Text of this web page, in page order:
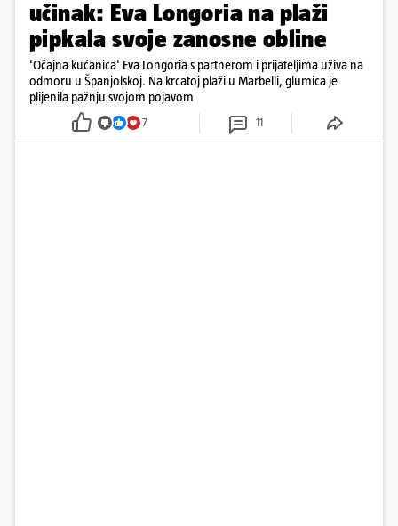
učinak: Eva Longoria na plaži
pipkala svoje zanosne obline
'Očajna kućanica' Eva Longoria s partnerom i prijateljima uživa na
odmoru u Španjolskoj. Na krcatoj plaži u Marbelli, glumica je
plijenila pažnju svojom pojavom
7 11